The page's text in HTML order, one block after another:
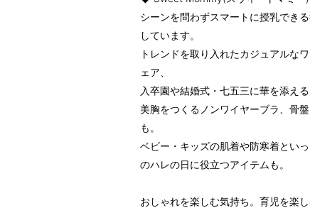
シーンを問わずスマートに授乳でき
しています。
トレンドを取り入れたカジュアルな
ェア、
入卒園や結婚式・七五三に華を添え
美胸をつくるノンワイヤーブラ、骨
も。
ベビー・キッズの肌着や防寒着とい
のハレの日に役立つアイテムも。
おしゃれを楽しむ気持ち。育児を楽し